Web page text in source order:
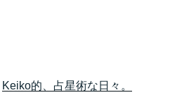
Keiko的、占星術な日々。